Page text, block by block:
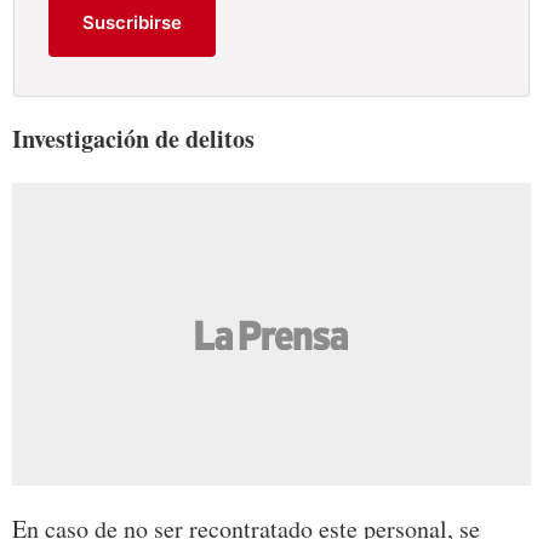
Suscribirse
Investigación de delitos
En caso de no ser recontratado este personal, se